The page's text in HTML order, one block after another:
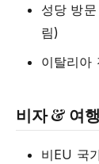
성당 방
림)
이탈리아
비자 & 여
비EU 국